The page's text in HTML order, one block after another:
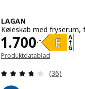
LAGAN
Køleskab med fryserum,
1.700.-
Pris 1700.-
Produktdatablad
Anmeld:
(36)